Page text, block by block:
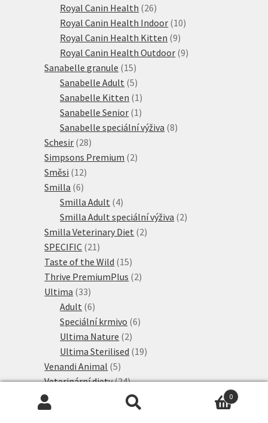
produktů
Royal Canin Health 2626
produktů
Royal Canin Health Indoor 1010
Royal Canin Health Kitten 99
produktů
Royal Canin Health Outdoor 99
Sanabelle granule 1515
produktů
Sanabelle Adult 55
produktů
Sanabelle Kitten 1 1
produkt
Sanabelle Senior 1 1
produkt
Sanabelle speciální výživa 88
Schesir 2828
produktů
Simpsons Premium 22
Směsi 1212
Smilla 66
produktů
Smilla Adult 44
produkty
Smilla Adult speciální výživa 22
Smilla Veterinary Diet 22
SPECIFIC 21 21
produktů
Taste of the Wild 1515
produktů
Thrive PremiumPlus 22
Ultima 3333
produktů
Adult 66
produktů
Speciální krmivo 66
Ultima Nature 22
produkty
Ultima Sterilised 1919
Venandi Animal 55
produktů
Veterinární diety 2424
produktů
Žaludek a střeva 33
produkty
0